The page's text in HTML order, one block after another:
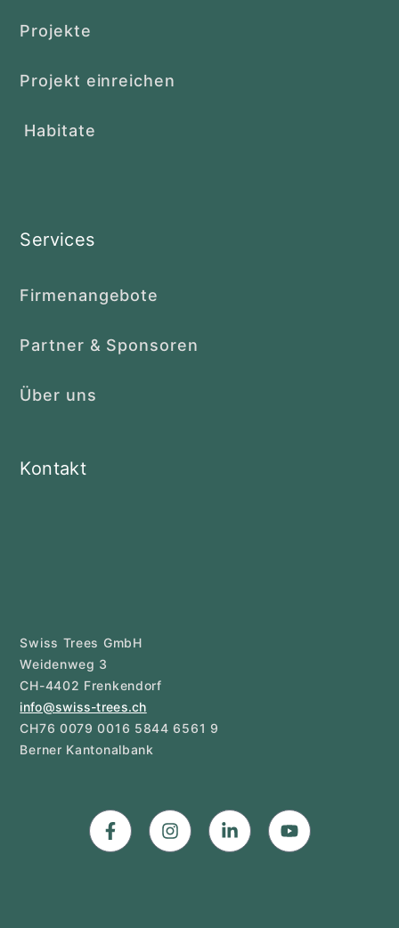
Projekte
Projekt einreichen
Habitate
Services
Firmenangebote
Partner & Sponsoren
Über uns
Kontakt
Swiss Trees GmbH
Weidenweg 3
CH-4402 Frenkendorf
info@swiss-trees.ch
CH76 0079 0016 5844 6561 9
Berner Kantonalbank